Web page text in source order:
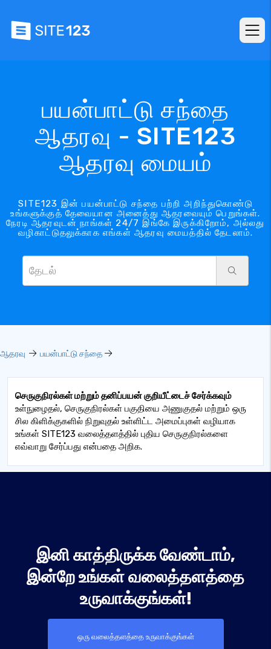
பயன்பாட்டு சந்தை
ஆதரவு - SITE123
ஆதரவு மையம்
SITE123 இன் பயன்பாட்டு சந்தை பற்றி அறிந்துகொண்டு
உங்களுக்குத் தேவையான அனைத்து ஆதரவையும் பெறுங்கள்.
நேரடி ஆதரவுடன் நாங்கள் 24/7 இங்கே இருக்கிறோம், அல்லது
வழிகாட்டுதலுக்காக எங்கள் ஆதரவு மையத்தில் தேடலாம்.
ஆதரவு பயன்பாட்டு சந்தை
செருகுநிரல்கள் மற்றும் தனிப்பயன் குறியீட்டைச் சேர்க்கவும்
உள்நுழைதல், செருகுநிரல்கள் பகுதியை அணுகுதல் மற்றும் ஒரு
சில கிளிக்குகளில் நிறுவுதல் உள்ளிட்ட அமைப்புகள் வழியாக
உங்கள் SITE123 வலைத்தளத்தில் புதிய செருகுநிரல்களை
எவ்வாறு சேர்ப்பது என்பதை அறிக.
இனி காத்திருக்க வேண்டாம்,
இன்றே உங்கள் வலைத்தளத்தை
உருவாக்குங்கள்!
ஒரு வலைத்தளத்தை உருவாக்குங்கள்